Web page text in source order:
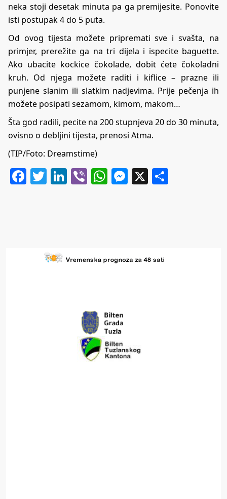
neka stoji desetak minuta pa ga premijesite. Ponovite
isti postupak 4 do 5 puta.
Od ovog tijesta možete pripremati sve i svašta, na
primjer, prerežite ga na tri dijela i ispecite baguette.
Ako ubacite kockice čokolade, dobit ćete čokoladni
kruh. Od njega možete raditi i kiflice – prazne ili
punjene slanim ili slatkim nadjevima. Prije pečenja ih
možete posipati sezamom, kimom, makom…
Šta god radili, pecite na 200 stupnjeva 20 do 30 minuta,
ovisno o debljini tijesta, prenosi Atma.
(TIP/Foto: Dreamstime)
Facebook
Twitter
LinkedIn
ViberWhatsApp
Messenger
X